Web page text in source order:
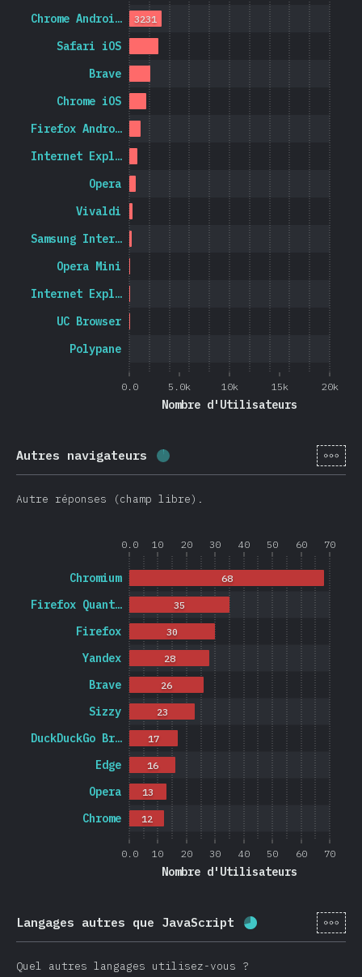
0.0 5.0k 10k 15k 20k
Nombre d'Utilisateurs
Polypane
UC Browser
Internet Expl…
Opera Mini
Samsung Inter…
Vivaldi
Opera
Internet Expl…
Firefox Andro…
Chrome iOS
Brave
Safari iOS
Chrome Androi… 3231
Autres navigateurs Progression: ) [fr-
Autre réponses (champ libre).
0.0 10 20 30 40 50 60 70
0.0 10 20 30 40 50 60 70
Nombre d'Utilisateurs
Chrome
Opera
Edge
DuckDuckGo Br…
Sizzy
Brave
Yandex
Firefox
Firefox Quant…
Chromium
12
13
16
17
23
26
28
30
35
68
Langages autres que JavaScript Progression:[fr-
Quel autres langages utilisez-vous ?